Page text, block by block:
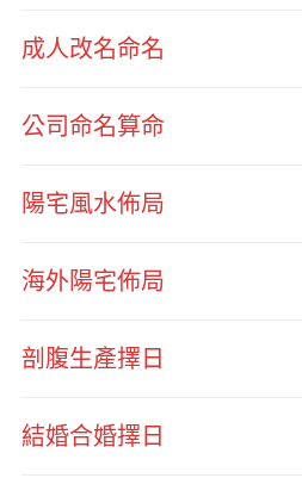
成人改名命名
公司命名算命
陽宅風水佈局
海外陽宅佈局
剖腹生產擇日
結婚合婚擇日